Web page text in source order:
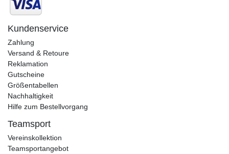
Kundenservice
Zahlung
Versand & Retoure
Reklamation
Gutscheine
Größentabellen
Nachhaltigkeit
Hilfe zum Bestellvorgang
Teamsport
Vereinskollektion
Teamsportangebot